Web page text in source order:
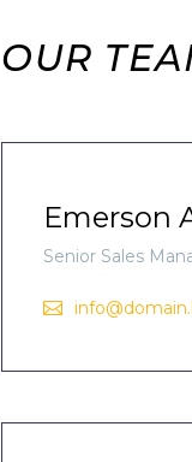
OUR
Emerson
Senior Sales